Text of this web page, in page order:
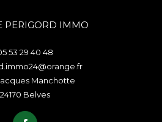
PERIGORD IMMO
53 29 40 48
Manchotte
24170
belves